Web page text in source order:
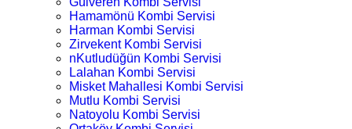
Hamamönü Kombi Servisi
Harman Kombi Servisi
Zirvekent Kombi Servisi
nKutludüğün Kombi Servisi
Lalahan Kombi Servisi
Misket Mahallesi Kombi Servisi
Mutlu Kombi Servisi
Natoyolu Kombi Servisi